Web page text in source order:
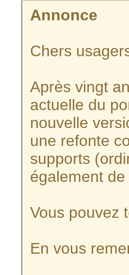
Annonce
Chers
Après vingt
actuelle du
nouvelle
une refonte
supports
également
Vous pouvez
En vous